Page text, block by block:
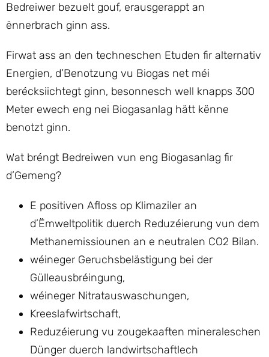
Bedreiwer bezuelt gouf, erausgerappt an
ënnerbrach ginn ass.
Firwat ass an den techneschen Etuden fir alternativ
Energien, d’Benotzung vu Biogas net méi
berécksiichtegt ginn, besonnesch well knapps 300
Meter ewech eng nei Biogasanlag hätt kënne
benotzt ginn.
Wat bréngt Bedreiwen vun eng Biogasanlag fir
d’Gemeng?
E positiven Afloss op Klimaziler an
d’Ëmweltpolitik duerch Reduzéierung vun dem
Methanemissiounen an e neutralen CO2 Bilan.
wéineger Geruchsbelästigung bei der
Gülleausbréingung,
wéineger Nitratauswaschungen,
Kreeslafwirtschaft,
Reduzéierung vu zougekaaften mineraleschen
Dünger duerch landwirtschaftlech